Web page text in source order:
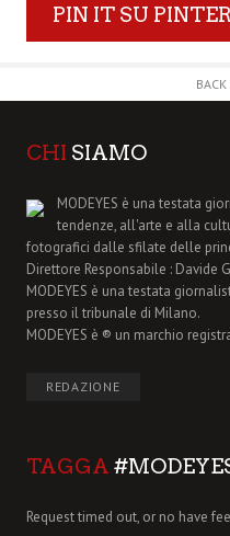
PIN IT SU
CHI SIAMO
MODEYES è una testata
tendenze, all'arte e alla
fotografici dalle sfilate delle
Direttore Responsabile : Davide
MODEYES è una testata
presso il tribunale di Milano.
MODEYES è ® un marchio
REDAZIONE
TAGGA
Request timed out, or no have